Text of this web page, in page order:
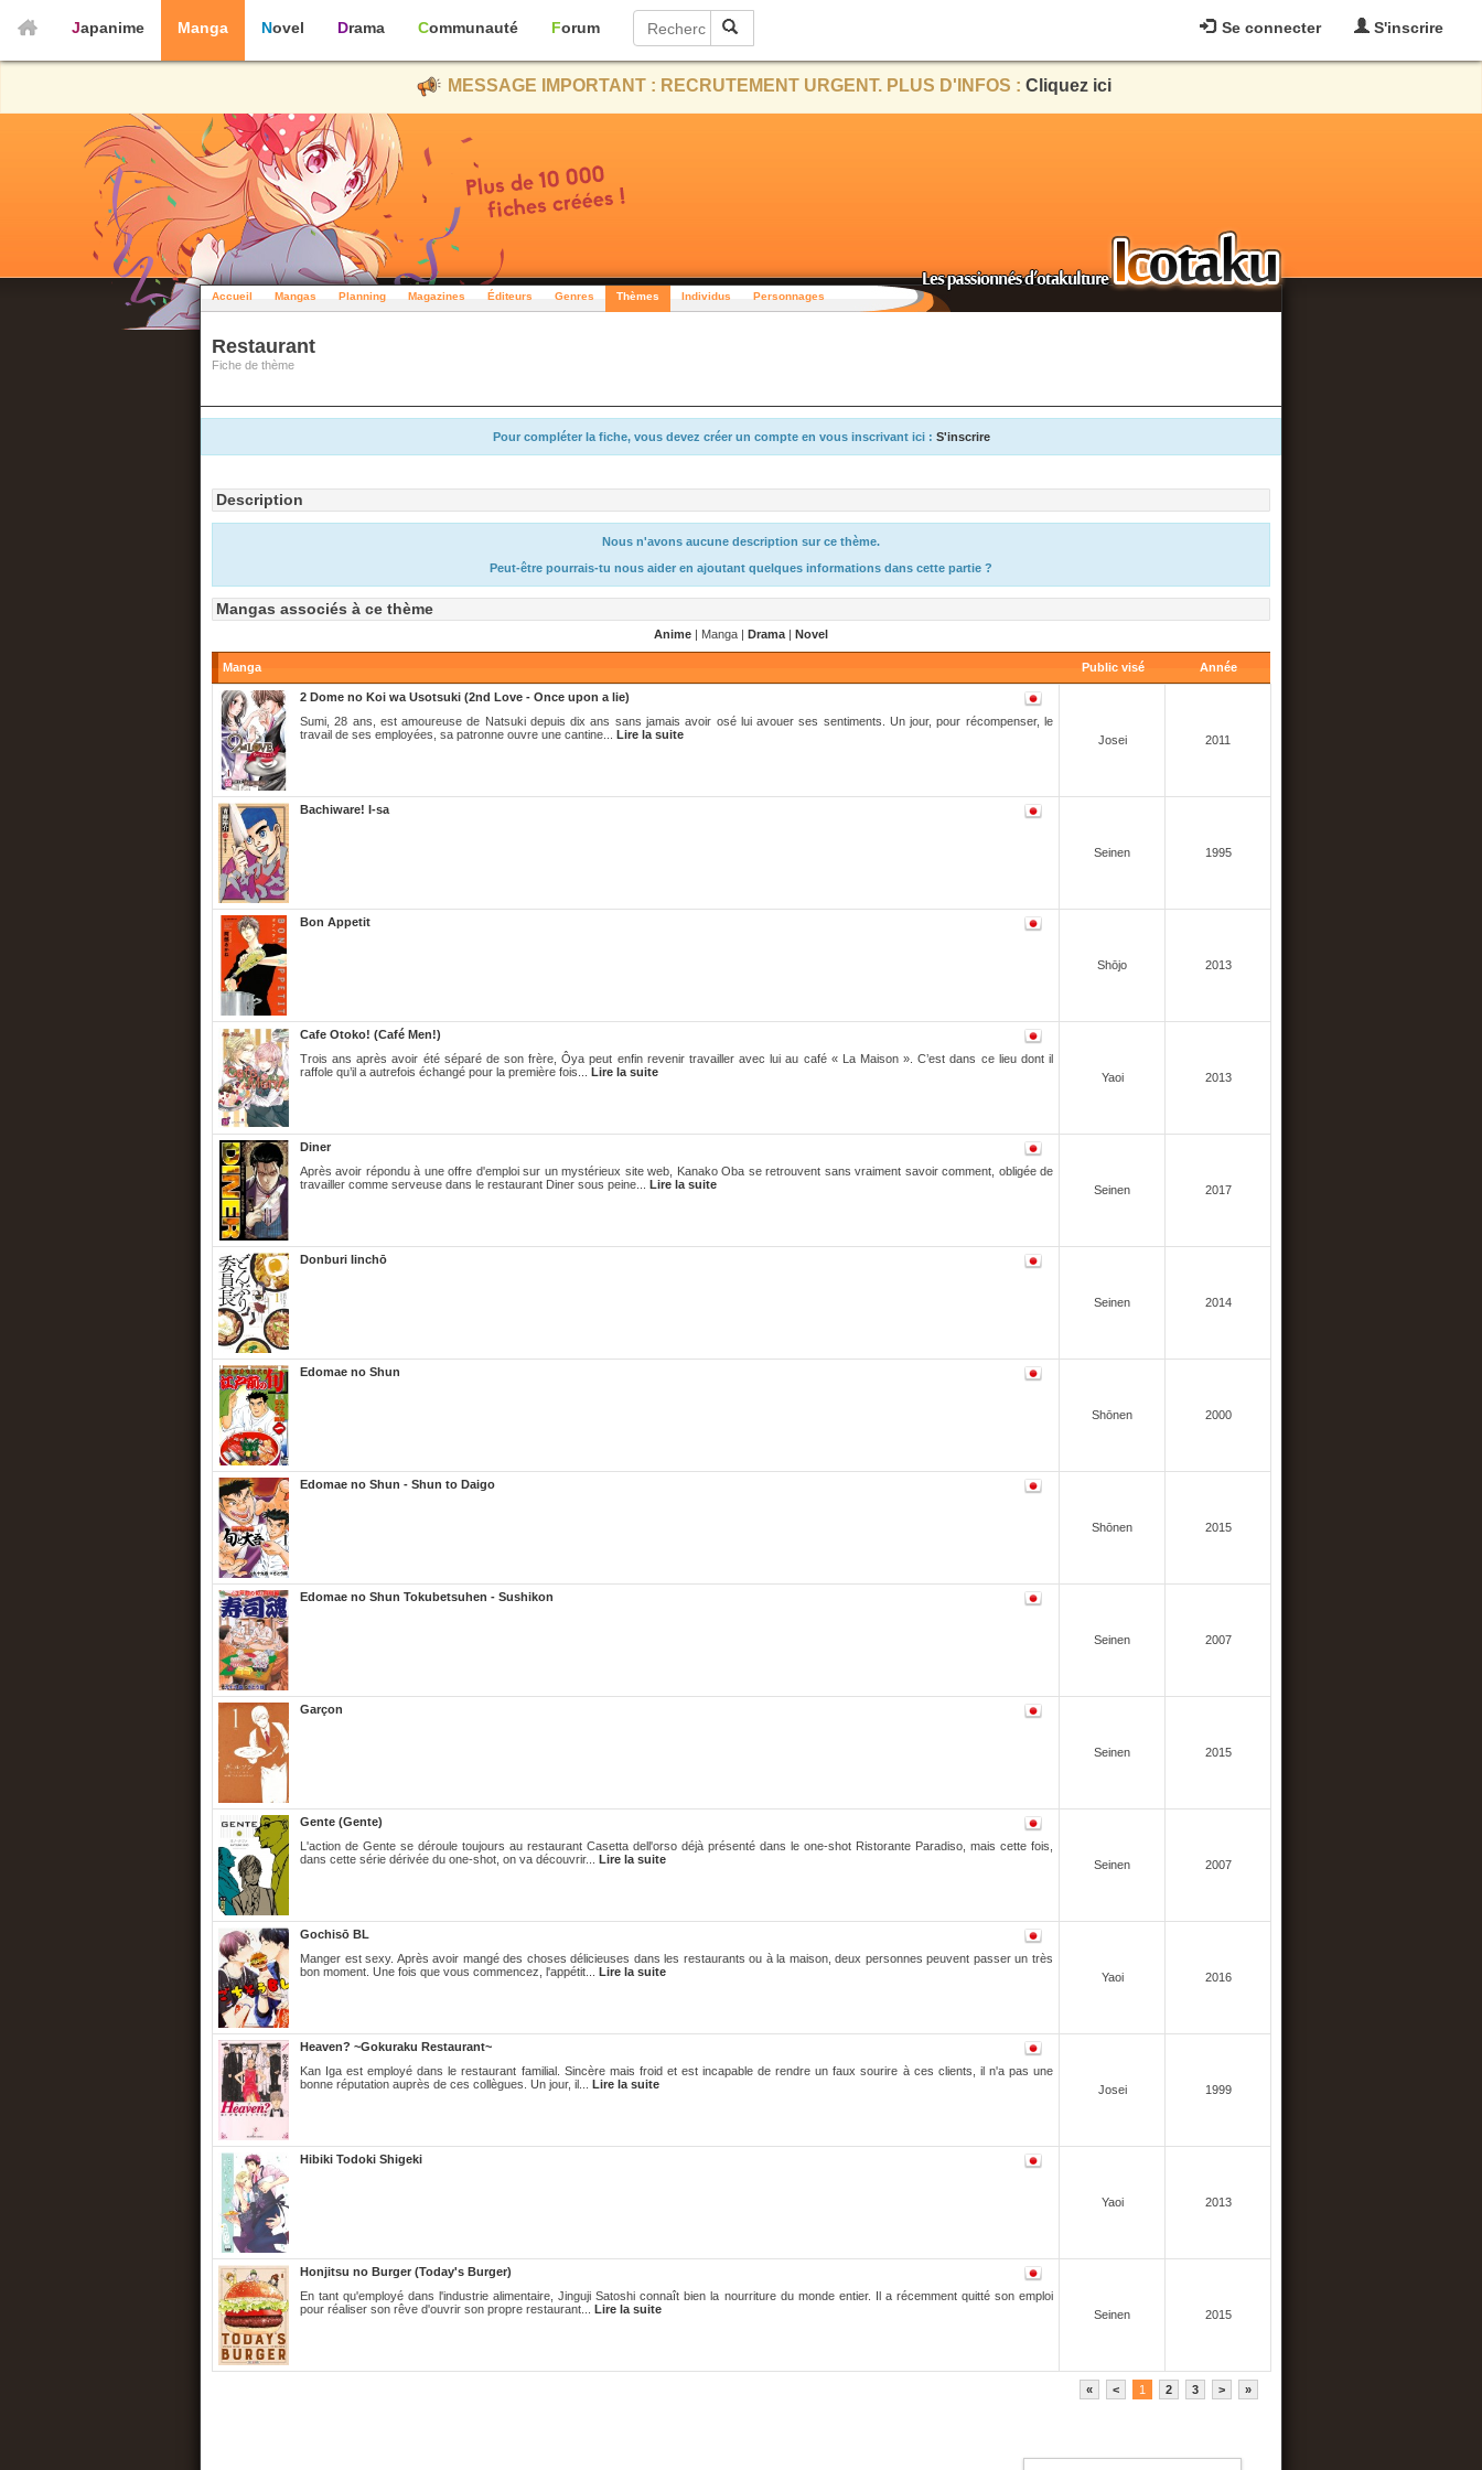
Se connecter S'inscrire
Japanime Manga Novel Drama Communauté Forum
MESSAGE IMPORTANT : RECRUTEMENT URGENT. PLUS D'INFOS : Cliquez ici
Accueil Mangas Planning Magazines Éditeurs Genres Thèmes Individus Personnages
Restaurant
Fiche de thème
Pour compléter la fiche, vous devez créer un compte en vous inscrivant ici : S'inscrire
Description
Nous n'avons aucune description sur ce thème.
Peut-être pourrais-tu nous aider en ajoutant quelques informations dans cette partie ?
Mangas associés à ce thème
Anime | Manga | Drama | Novel
Manga Public visé Année
2 Dome no Koi wa Usotsuki (2nd Love - Once upon a lie)
Sumi, 28 ans, est amoureuse de Natsuki depuis dix ans sans jamais avoir osé lui avouer ses sentiments. Un jour, pour récompenser, le
travail de ses employées, sa patronne ouvre une cantine... Lire la suite Josei 2011
Bachiware! I-sa
Seinen 1995
Bon Appetit
Shōjo 2013
Cafe Otoko! (Café Men!)
Trois ans après avoir été séparé de son frère, Ôya peut enfin revenir travailler avec lui au café « La Maison ». C’est dans ce lieu dont il
raffole qu’il a autrefois échangé pour la première fois... Lire la suite Yaoi 2013
Diner
Après avoir répondu à une offre d'emploi sur un mystérieux site web, Kanako Oba se retrouvent sans vraiment savoir comment, obligée de
travailler comme serveuse dans le restaurant Diner sous peine... Lire la suite Seinen 2017
Donburi Iinchō
Seinen 2014
Edomae no Shun
Shōnen 2000
Edomae no Shun - Shun to Daigo
Shōnen 2015
Edomae no Shun Tokubetsuhen - Sushikon
Seinen 2007
Garçon
Seinen 2015
Gente (Gente)
L'action de Gente se déroule toujours au restaurant Casetta dell'orso déjà présenté dans le one-shot Ristorante Paradiso, mais cette fois,
dans cette série dérivée du one-shot, on va découvrir... Lire la suite Seinen 2007
Gochisō BL
Manger est sexy. Après avoir mangé des choses délicieuses dans les restaurants ou à la maison, deux personnes peuvent passer un très
bon moment. Une fois que vous commencez, l'appétit... Lire la suite Yaoi 2016
Heaven? ~Gokuraku Restaurant~
Kan Iga est employé dans le restaurant familial. Sincère mais froid et est incapable de rendre un faux sourire à ces clients, il n'a pas une
bonne réputation auprès de ces collègues. Un jour, il... Lire la suite Josei 1999
Hibiki Todoki Shigeki
Yaoi 2013
Honjitsu no Burger (Today's Burger)
En tant qu'employé dans l'industrie alimentaire, Jinguji Satoshi connaît bien la nourriture du monde entier. Il a récemment quitté son emploi
pour réaliser son rêve d'ouvrir son propre restaurant... Lire la suite Seinen 2015
« < 1 2 3 > »